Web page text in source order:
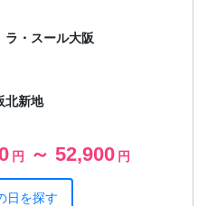
・スール大阪
北新地
円 ～ 52,900 円
日を探す